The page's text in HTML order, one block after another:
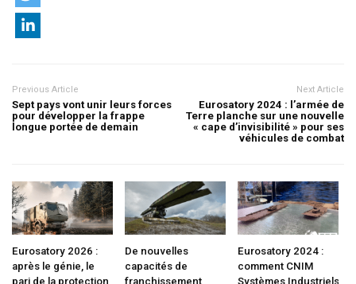
Previous Article
Sept pays vont unir leurs forces
pour développer la frappe
longue portée de demain
Next Article
Eurosatory 2024 : l’armée de
Terre planche sur une nouvelle
« cape d’invisibilité » pour ses
véhicules de combat
Eurosatory 2026 :
après le génie, le
pari de la protection
De nouvelles
capacités de
franchissement
Eurosatory 2024 :
comment CNIM
Systèmes Industriels